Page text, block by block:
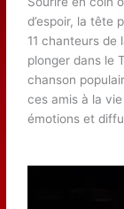
d’espoir, la tête
11 chanteurs de
plonger dans le
chanson
ces amis à la
émotions et